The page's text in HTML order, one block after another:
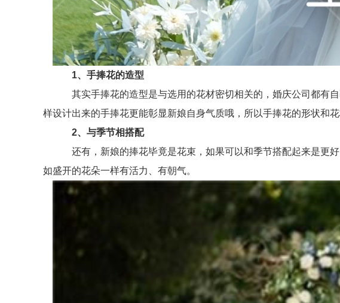
1、手捧花的造型
其实手捧花的造型是与选用的花材密切相关的，婚庆公司都有自
样设计出来的手捧花更能彰显新娘自身气质哦，所以手捧花的形状和花
2、与季节相搭配
还有，新娘的捧花毕竟是花束，如果可以和季节搭配起来是更好
如盛开的花朵一样有活力、有朝气。